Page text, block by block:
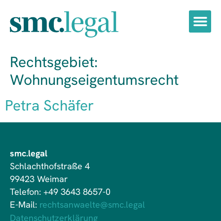
Rechtsgebiet:
Wohnungseigentumsrecht
Petra Schäfer
smc.legal
Schlachthofstraße 4
99423 Weimar
Telefon: +49 3643 8657-0
E-Mail: rechtsanwaelte@smc.legal
Datenschutzerklärung